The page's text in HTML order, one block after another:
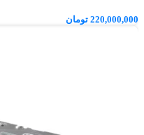
220,000,000 تومان